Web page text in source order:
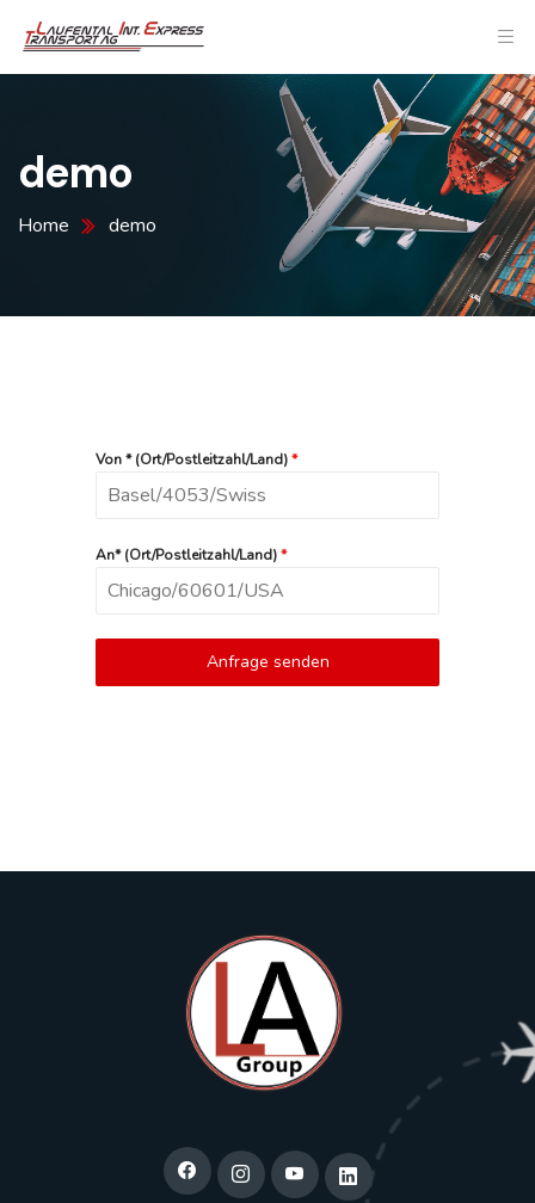
demo
Home demo
Von * (Ort/Postleitzahl/Land)*
An* (Ort/Postleitzahl/Land)*
Anfrage senden